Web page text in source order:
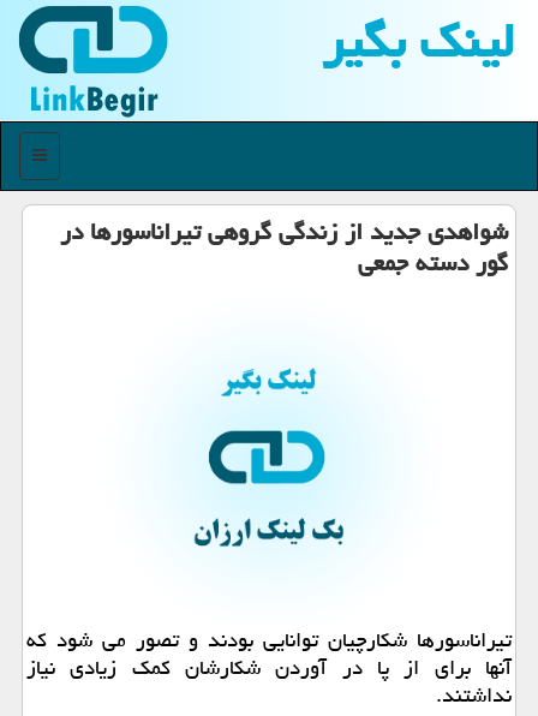
لینك بگیر
منو
شواهدی جدید از زندگی گروهی تیراناسورها در
گور دسته جمعی
تیراناسورها شکارچیان توانایی بودند و تصور می شود که
آنها برای از پا در آوردن شکارشان کمک زیادی نیاز
نداشتند.